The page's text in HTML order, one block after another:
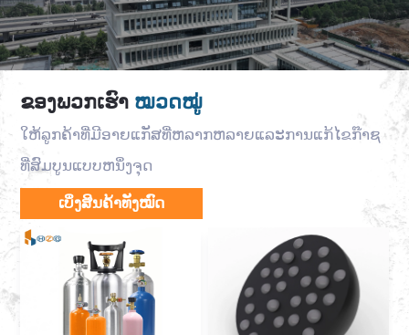
ຂອງພວກເຮົາ ໝວດໝູ່
ໃຫ້ລູກຄ້າທີ່ມີອາຍແກັສທີ່ຫລາກຫລາຍແລະການແກ້ໄຂກ໊າຊ
ທີ່ສົມບູນແບບຫນຶ່ງຈຸດ
ເບິ່ງສິນຄ້າທັງໝົດ